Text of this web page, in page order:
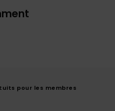
pour les membres